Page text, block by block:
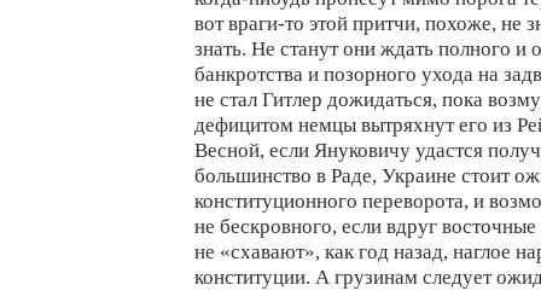
вотвраги-то этой притчи, похоже, не
знать. Не станут они ждать полного и
банкротства и позорного ухода на
не стал Гитлер дожидаться, пока
дефицитом немцы вытряхнут его из
Весной, если Януковичу удастся
большинство в Раде, Украине стоит
конституционного переворота, и
не бескровного, если вдруг
не «схавают», как год назад, наглое
конституции. А грузинам следует